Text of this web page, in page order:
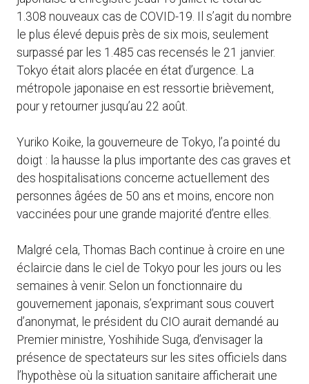
1.308 nouveaux cas de COVID-19. Il s’agit du nombre
le plus élevé depuis près de six mois, seulement
surpassé par les 1.485 cas recensés le 21 janvier.
Tokyo était alors placée en état d’urgence. La
métropole japonaise en est ressortie brièvement,
pour y retourner jusqu’au 22 août.
Yuriko Koike, la gouverneure de Tokyo, l’a pointé du
doigt : la hausse la plus importante des cas graves et
des hospitalisations concerne actuellement des
personnes âgées de 50 ans et moins, encore non
vaccinées pour une grande majorité d’entre elles.
Malgré cela, Thomas Bach continue à croire en une
éclaircie dans le ciel de Tokyo pour les jours ou les
semaines à venir. Selon un fonctionnaire du
gouvernement japonais, s’exprimant sous couvert
d’anonymat, le président du CIO aurait demandé au
Premier ministre, Yoshihide Suga, d’envisager la
présence de spectateurs sur les sites officiels dans
l’hypothèse où la situation sanitaire afficherait une